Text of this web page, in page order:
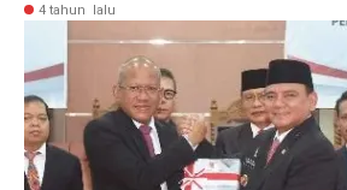
4 tahun lalu